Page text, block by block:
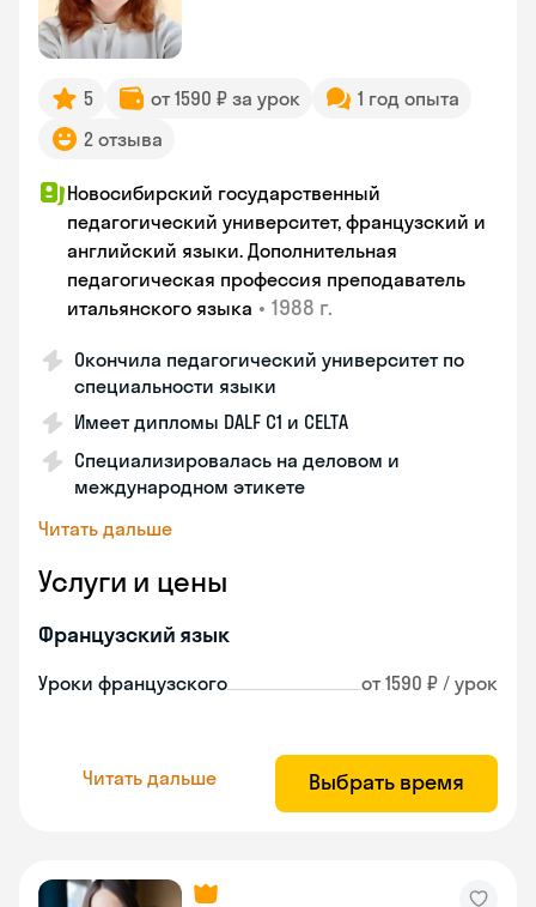
5 от 1590 ₽ за урок
1 год опыта
2 отзыва
Новосибирский государственный
педагогический университет, французский и
английский языки. Дополнительная
педагогическая профессия преподаватель
итальянского языка • 1988 г.
Окончила педагогический университет по
специальности языки
Имеет дипломы DALF C1 и CELTA
Специализировалась на деловом и
международном этикете
Читать дальше
Услуги и цены
Французский язык
Уроки французского от 1590 ₽ / урок
Читать дальше Выбрать время